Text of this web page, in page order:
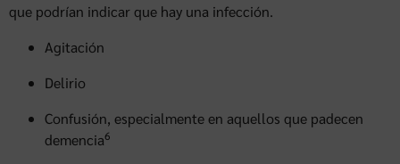
que podrían indicar que hay una infección.
Agitación
Delirio
Confusión, especialmente en aquellos que padecen
demencia6